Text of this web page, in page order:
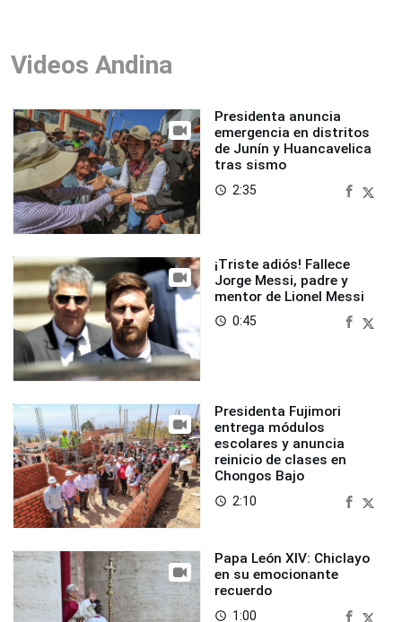
Videos Andina
Presidenta anuncia
emergencia en distritos
de Junín y Huancavelica
tras sismo
access_time 2:35
¡Triste adiós! Fallece
Jorge Messi, padre y
mentor de Lionel Messi
access_time 0:45
Presidenta Fujimori
entrega módulos
escolares y anuncia
reinicio de clases en
Chongos Bajo
access_time 2:10
Papa León XIV: Chiclayo
en su emocionante
recuerdo
access_time 1:00